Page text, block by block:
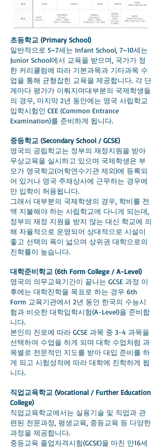
초등학교 (Primary School)
일반적으로 5~7세는 Infant School, 7~10세는
Junior School에서 교육을 받으며, 국가가 정
한 커리큘럼에 따라 기본과목과 기타과목 수
업을 통해 균형잡힌 교육을 제공합니다. 각 단
계마다 평가가 이뤄지며대부분의 국제학생들
의 경우, 마지막 2년 동안에는 영국 사립학교
입학시험인 CEE (Common Entrance
Examination)를 준비하게 됩니다.
중등학교 (Secondary School / GCSE)
영국의 공립학교는 정부의 재정지원을 받아
무상교육을 실시하고 있으며 국제학생은 부
모가 영국학교(어학연수기관 제외)에 등록되
어 있거나 영국 주재상사에 근무하는 경우에
만 입학이 허용됩니다.
그래서 대부분의 국제학생의 경우, 학비를 전
액 지불해야 하는 사립학교에 다니게 되는데,
정부의 재정 지원을 받지 않는 대신 학교에 의
해 자율적으로 운영되어 상대적으로 시설이
좋고 선택의 폭이 넓으며 상위권 대학으로의
진학률이 높습니다.
대학준비학교 (6th Form College / A-Level)
영국의 의무교육기간이 끝나는 GCSE 과정 이
후에는 대학진학을 목표로 하는 경우 6th
Form 교육기관에서 2년 동안 한국의 수능시
험과 비슷한 대학입학시험(A-Level)을 준비합
니다.
본인의 진로에 따라 GCSE 과목 중 3-4 과목을
선택하여 수업을 하게 되며 대학 수업처럼 과
목별로 전문적인 지도를 받아 대입 준비를 하
게 되고 시험성적에 따라 대학에 진학하게 됩
니다.
직업교육학교 (Vocational / Further Education
College)
직업교육학교에서는 실용기술 및 직업과 관
련된 전문과정, 평생교육, 중등교육 등 다양한
과정을 제공합니다.
중등교육 졸업자격시험(GCSE)을 마친 만16세